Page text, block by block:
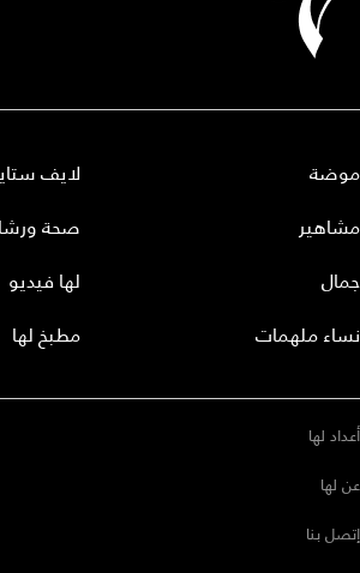
موضة
مشاهير
جمال
نساء ملهمات
لايف
صحة
لها فيديو
مطبخ لها
أعداد لها
عن لها
إتصل بنا